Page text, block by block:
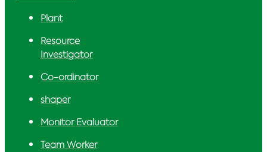
Plant
Resource
Investigator
Co-ordinator
shaper
Monitor Evaluator
Team Worker